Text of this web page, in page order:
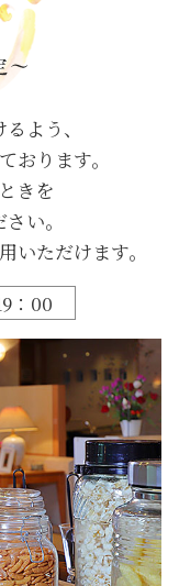
よう、
おります。
きを
い。
いただけます。
：00